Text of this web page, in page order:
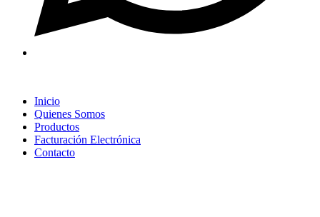
Inicio
Quienes Somos
Productos
Facturación Electrónica
Contacto